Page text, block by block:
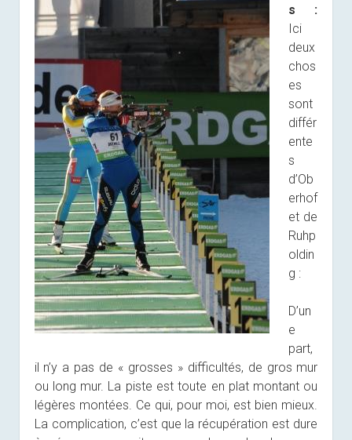
s :
Ici
deux
chos
es
sont
différ
ente
s
d’Ob
erhof
et de
Ruhp
oldin
g :
D’un
e
part,
il n’y a pas de « grosses » difficultés, de gros mur
ou long mur. La piste est toute en plat montant ou
légères montées. Ce qui, pour moi, est bien mieux.
La complication, c’est que la récupération est dure